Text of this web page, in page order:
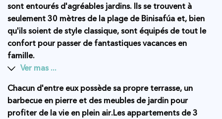
sont entourés d'agréables jardins. Ils se trouvent à
seulement 30 mètres de la plage de Binisafúa et, bien
qu'ils soient de style classique, sont équipés de tout le
confort pour passer de fantastiques vacances en
famille.
Ver mas ...
Chacun d'entre eux possède sa propre terrasse, un
barbecue en pierre et des meubles de jardin pour
profiter de la vie en plein air.Les appartements de 3